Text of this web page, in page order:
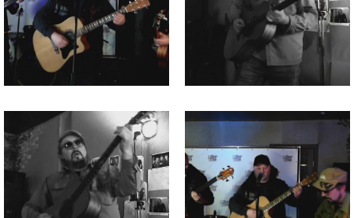
Файл
изображения
Файл
изображения